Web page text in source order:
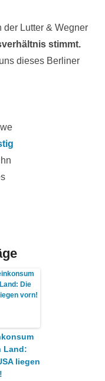
der Lutter & Wegner
stimmt.
dieses Berliner
Land:
liegen